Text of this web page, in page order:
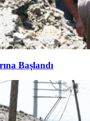
Başlandı